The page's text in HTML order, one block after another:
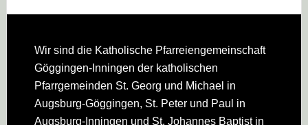
Footer
Wir sind die Katholische Pfarreien­gemeinschaft
Göggingen-Inningen der katholischen
Pfarrgemeinden St. Georg und Michael in
Augsburg-Göggingen, St. Peter und Paul in
Augsburg-Inningen und St. Johannes Baptist in